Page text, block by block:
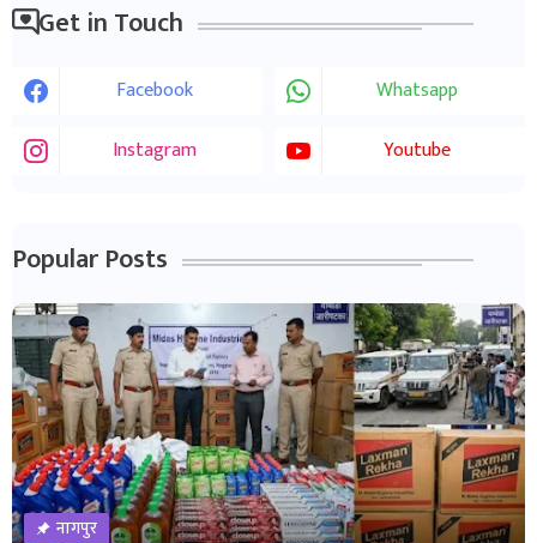
Get in Touch
Facebook
Whatsapp
Instagram
Youtube
Popular Posts
नागपुर